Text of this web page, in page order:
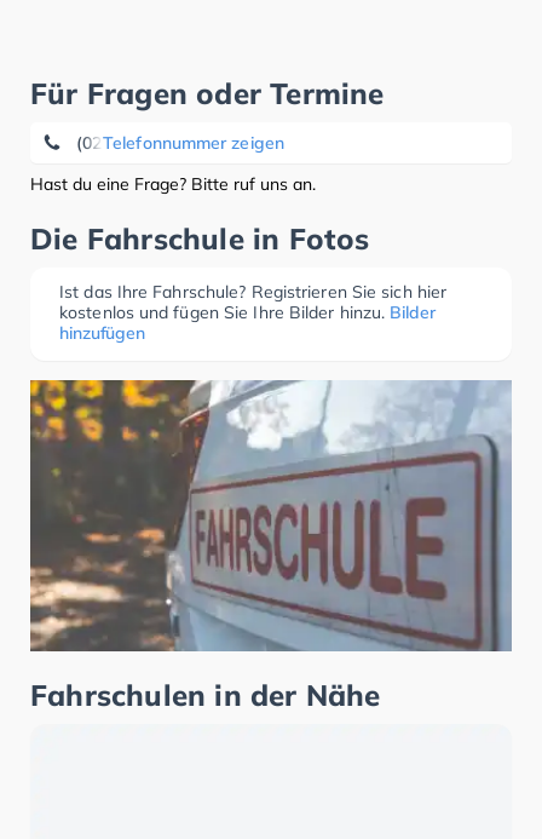
Für Fragen oder Termine
Telefonnummer zeigen
(02592) 2 40 44 50
Hast du eine Frage? Bitte ruf uns an.
Die Fahrschule in Fotos
Ist das Ihre Fahrschule? Registrieren Sie sich hier
kostenlos und fügen Sie Ihre Bilder hinzu. Bilder
hinzufügen
Fahrschulen in der Nähe